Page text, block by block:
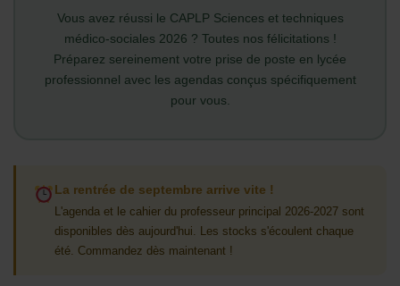
Vous avez réussi le CAPLP Sciences et techniques
médico-sociales 2026 ? Toutes nos félicitations !
Préparez sereinement votre prise de poste en lycée
professionnel avec les agendas conçus spécifiquement
pour vous.
La rentrée de septembre arrive vite !
L'agenda et le cahier du professeur principal 2026-2027 sont
disponibles dès aujourd'hui. Les stocks s'écoulent chaque
été. Commandez dès maintenant !